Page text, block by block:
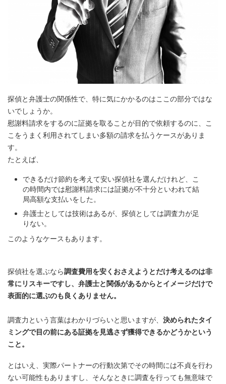
探偵と弁護士の関係性で、特に気にかかるのはここの部分ではな
いでしょうか。
慰謝料請求をするのに証拠を取ることが目的で依頼するのに、こ
こをうまく利用されてしまい多額の請求を払うケースがありま
す。
たとえば、
できるだけ節約を考えて安い探偵社を選んだけれど、こ
の時間内では慰謝料請求には証拠が不十分といわれて結
局高額な支払いをした。
弁護士としては技術はあるが、探偵としては調査力が足
りない。
このようなケースもあります。
探偵社を選ぶなら調査費用を安くおさえようとだけ考えるのは非
常にリスキーですし、弁護士と関係があるからとイメージだけで
表面的に選ぶのも良くありません。
調査力という言葉はわかりづらいと思いますが、 決められたタイ
ミングで目の前にある証拠を見逃さず獲得できるかどうかという
こと。
とはいえ、実際パートナーの行動次第でその時間には不貞を行わ
ない可能性もありますし、そんなときに調査を行っても無意味で